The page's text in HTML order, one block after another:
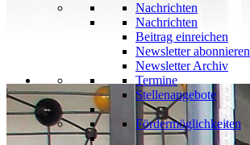
Nachrichten
Nachrichten
Beitrag einreichen
Newsletter abonnieren
Newsletter Archiv
Termine
Stellenangebote
Fördermöglichkeiten